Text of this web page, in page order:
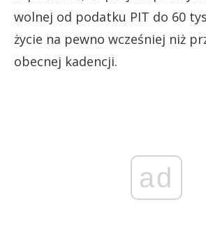
wolnej od podatku PIT do 60
życie na pewno wcześniej niż
obecnej kadencji.
ad